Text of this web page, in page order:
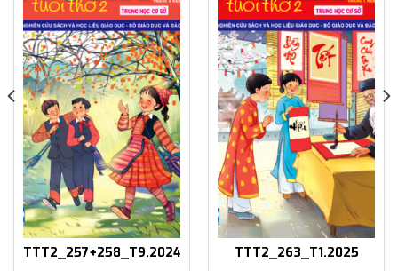
TTT2_257+258_T9.2024 TTT2_263_T1.2025